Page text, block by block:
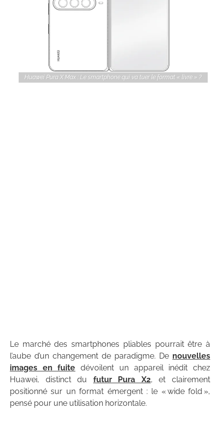
Huawei Pura X Max : Le smartphone qui va tuer le format « livre » ?
Le marché des smartphones pliables pourrait être à
l’aube d’un changement de paradigme. De nouvelles
images en fuite dévoilent un appareil inédit chez
Huawei, distinct du futur Pura X2, et clairement
positionné sur un format émergent : le « wide fold »,
pensé pour une utilisation horizontale.